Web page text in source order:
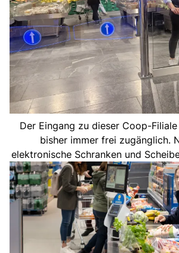
Der Eingang zu dieser Coop-
bisher immer frei zugänglich.
elektronische Schranken und